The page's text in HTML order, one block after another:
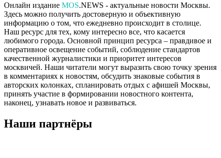
Онлайн издание MOS.NEWS - актуальные новости Москвы.
Здесь можно получить достоверную и объективную
информацию о том, что ежедневно происходит в столице.
Наш ресурс для тех, кому интересно все, что касается
любимого города. Основной принцип ресурса – правдивое и
оперативное освещение событий, соблюдение стандартов
качественной журналистики и приоритет интересов
москвичей. Наши читатели могут выразить свою точку зрения
в комментариях к новостям, обсудить знаковые события в
авторских колонках, спланировать отдых с афишей Москвы,
принять участие в формировании новостного контента,
наконец, узнавать новое и развиваться.
Наши партнёры